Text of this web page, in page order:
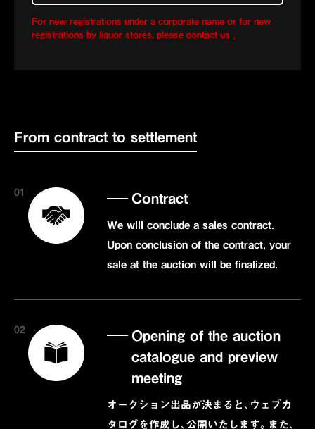
For new registrations under a corporate name or for new
registrations by liquor stores, please contact us .
From contract to settlement
01 Contract
We will conclude a sales contract.
Upon conclusion of the contract, your
sale at the auction will be finalized.
02
Opening of the auction
catalogue and preview
meeting
オークション出品が決まると、ウェブカ
タログを作成し、公開いたします。また、